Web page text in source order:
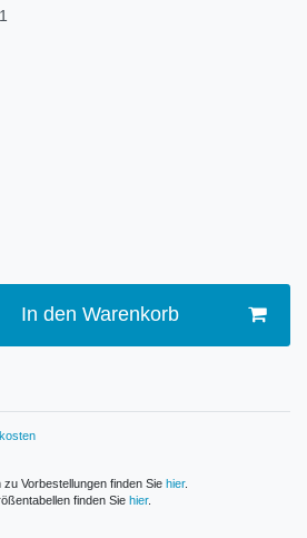
1
In den Warenkorb
zu Vorbestellungen finden Sie hier.
finden Sie hier.